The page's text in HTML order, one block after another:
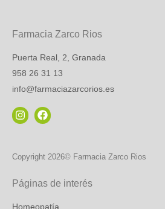
Farmacia Zarco Rios
Puerta Real, 2, Granada
958 26 31 13
info@farmaciazarcorios.es
Copyright 2026© Farmacia Zarco Rios
Páginas de interés
Homeopatía